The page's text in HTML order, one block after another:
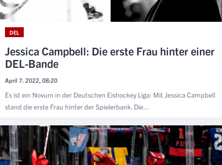
DEL
Jessica Campbell: Die erste Frau hinter einer
DEL-Bande
April 7. 2022, 08:20
Es ist ein Novum in der Deutschen Eishockey Liga: Mit Jessica Campbell
stand die erste Frau hinter der Spielerbank. Die...